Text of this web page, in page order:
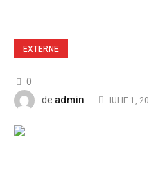
EXTERNE
0
de admin IULIE 1,